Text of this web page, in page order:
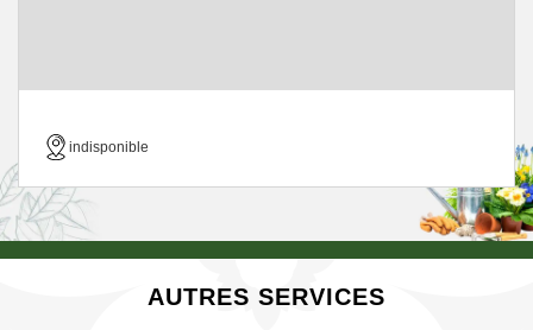
indisponible
AUTRES SERVICES